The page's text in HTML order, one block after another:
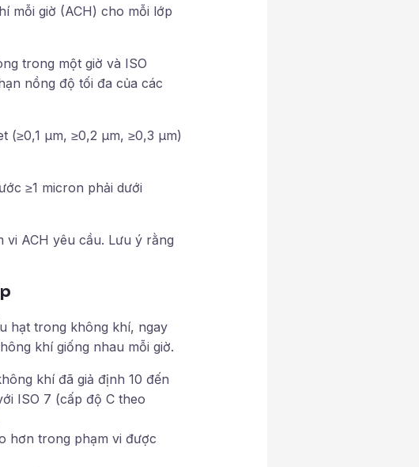
mỗi giờ (ACH) cho mỗi lớp
trong một giờ và ISO
nồng độ tối đa của các
(≥0,1 µm, ≥0,2 µm, ≥0,3 µm)
≥1 micron phải dưới
vi ACH yêu cầu. Lưu ý rằng
hạt trong không khí, ngay
khí giống nhau mỗi giờ.
khí đã giả định 10 đến
ISO 7 (cấp độ C theo
hơn trong phạm vi được